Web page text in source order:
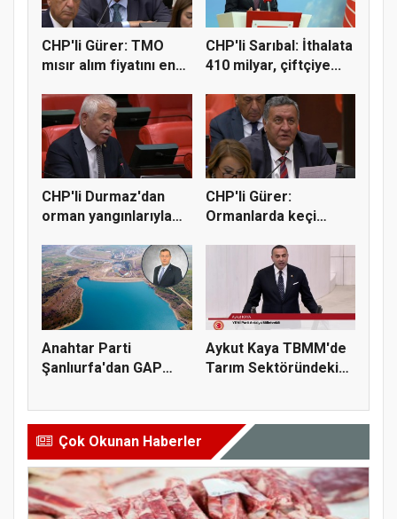
CHP'li Gürer: TMO
mısır alım fiyatını en
CHP'li Sarıbal: İthalata
410 milyar, çiftçiye...
CHP'li Durmaz'dan
orman yangınlarıyla
CHP'li Gürer:
Ormanlarda keçi
Anahtar Parti
Şanlıurfa'dan GAP
Aykut Kaya TBMM'de
Tarım Sektöründeki
Çok Okunan Haberler